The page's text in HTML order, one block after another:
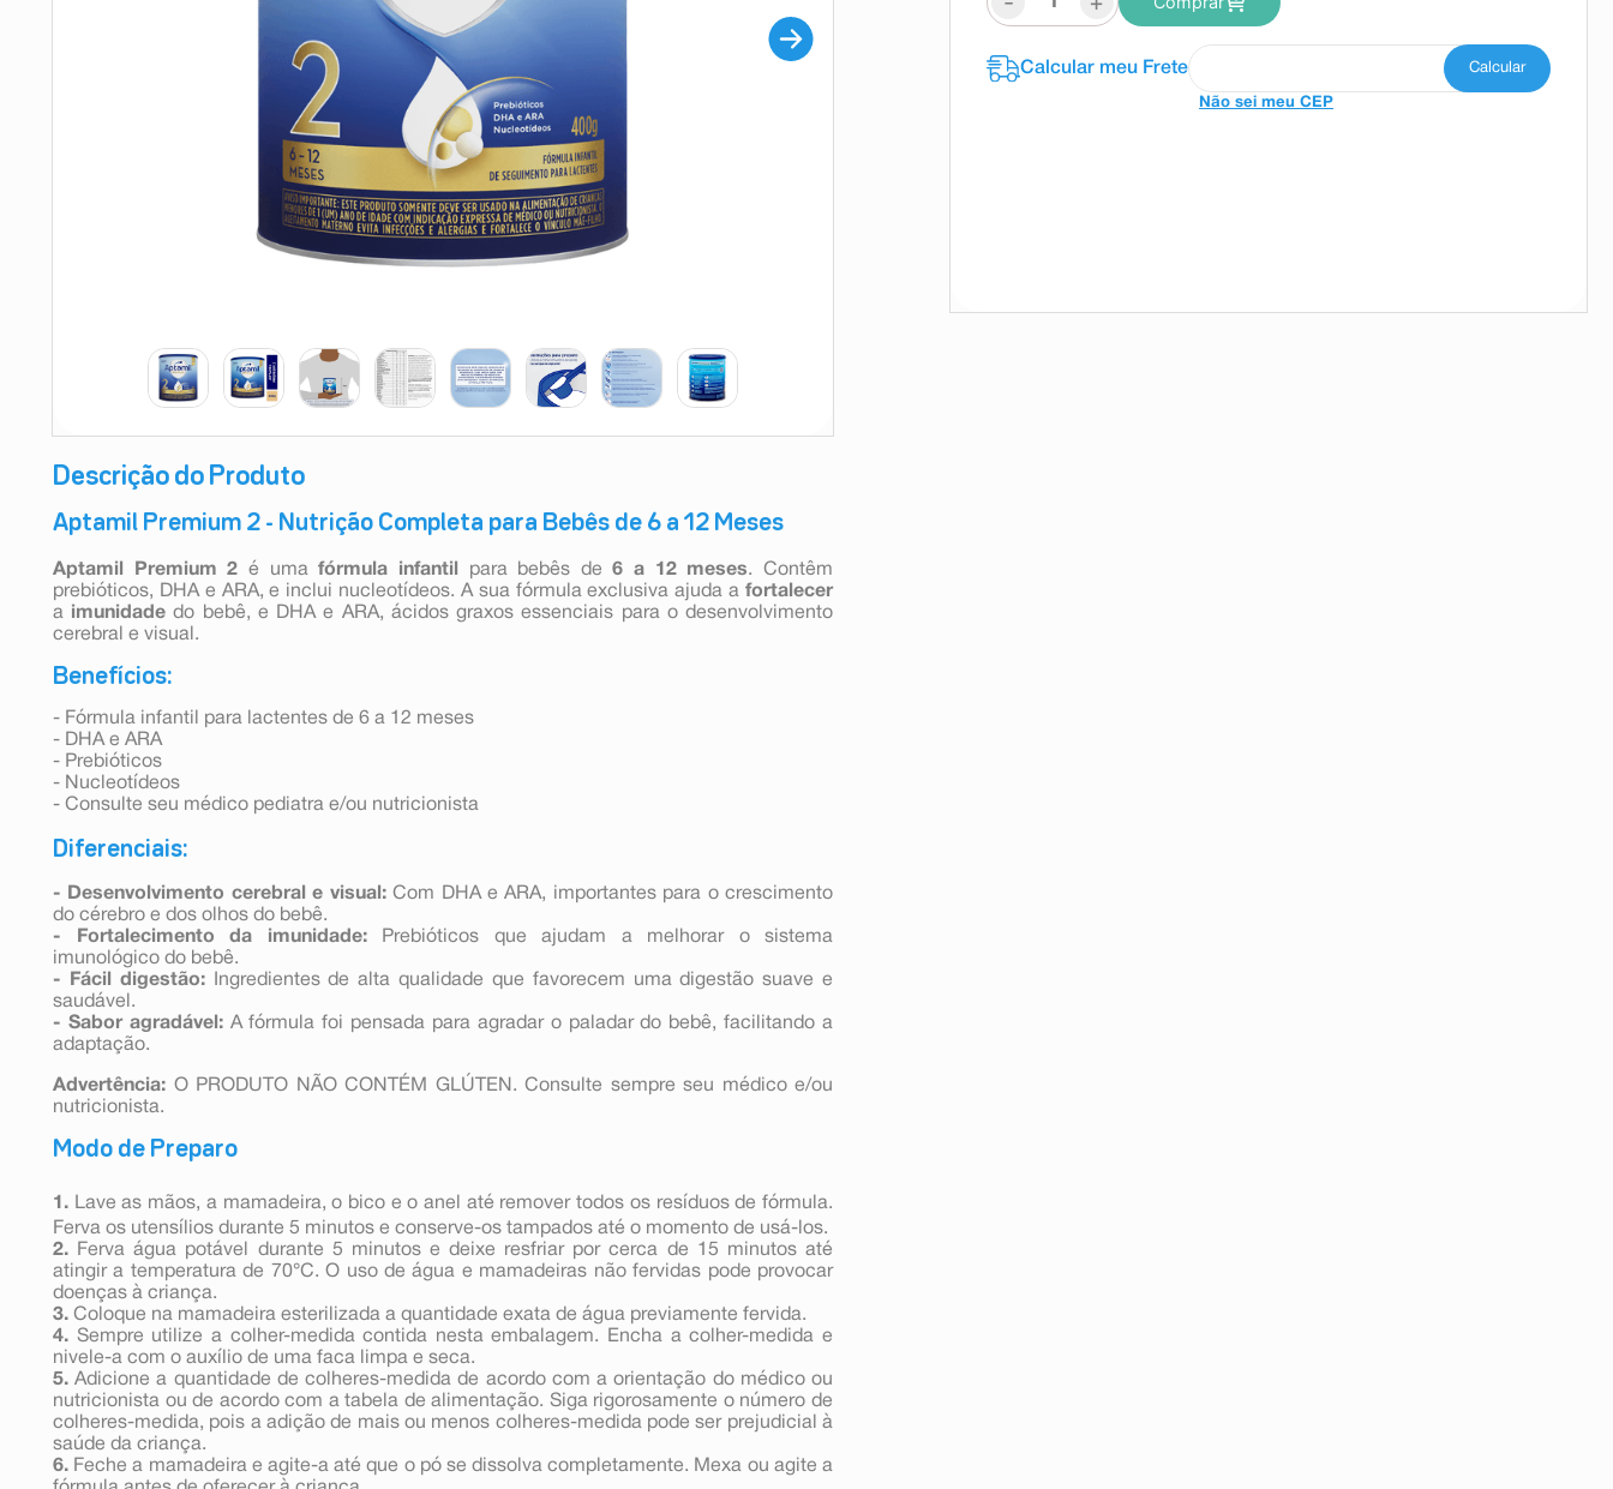
Descrição do Produto
Aptamil Premium 2 - Nutrição Completa para Bebês de 6 a 12 Meses
Aptamil Premium 2 é umafórmula infantil para bebês de6 a 12 meses. Contêm
prebióticos, DHA e ARA, e inclui nucleotídeos. A sua fórmula exclusiva ajuda a fortalecer
a imunidade do bebê, e DHA e ARA, ácidos graxos essenciais para o desenvolvimento
cerebral e visual.
Benefícios:
- Fórmula infantil para lactentes de 6 a 12 meses
- DHA e ARA
- Prebióticos
- Nucleotídeos
- Consulte seu médico pediatra e/ou nutricionista
Diferenciais:
- Desenvolvimento cerebral e visual:Com DHA e ARA, importantes para o crescimento
do cérebro e dos olhos do bebê.
- Fortalecimento da imunidade:Prebióticos que ajudam a melhorar o sistema
imunológico do bebê.
- Fácil digestão:Ingredientes de alta qualidade que favorecem uma digestão suave e
saudável.
- Sabor agradável:A fórmula foi pensada para agradar o paladar do bebê, facilitando a
adaptação.
Advertência: O PRODUTO NÃO CONTÉM GLÚTEN. Consulte sempre seu médico e/ou
nutricionista.
Modo de Preparo
1. Lave as mãos, a mamadeira, o bico e o anel até remover todos os resíduos de fórmula.
Ferva os utensílios durante 5 minutos e conserve-os tampados até o momento de usá-los.
2. Ferva água potável durante 5 minutos e deixe resfriar por cerca de 15 minutos até
atingir a temperatura de 70°C. O uso de água e mamadeiras não fervidas pode provocar
doenças à criança.
3. Coloque na mamadeira esterilizada a quantidade exata de água previamente fervida.
4. Sempre utilize a colher-medida contida nesta embalagem. Encha a colher-medida e
nivele-a com o auxílio de uma faca limpa e seca.
5. Adicione a quantidade de colheres-medida de acordo com a orientação do médico ou
nutricionista ou de acordo com a tabela de alimentação. Siga rigorosamente o número de
colheres-medida, pois a adição de mais ou menos colheres-medida pode ser prejudicial à
saúde da criança.
6. Feche a mamadeira e agite-a até que o pó se dissolva completamente. Mexa ou agite a
Não sei meu CEP
teste gravidez
10